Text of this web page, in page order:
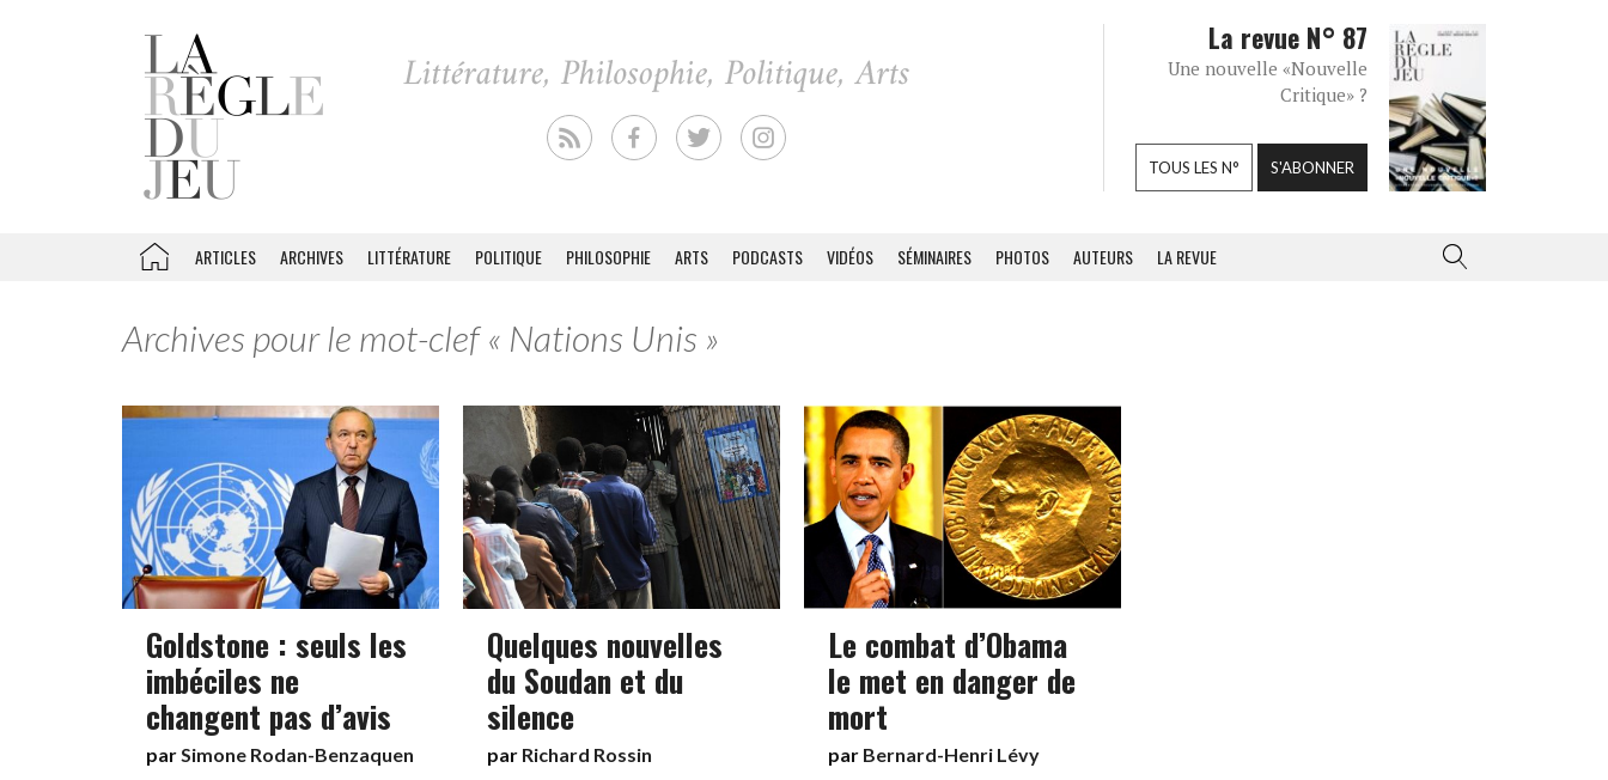
La revue N° 87
Une nouvelle «Nouvelle
Critique» ?
TOUS LES N° S'ABONNER
ARTICLES ARCHIVES LITTÉRATURE POLITIQUE PHILOSOPHIE ARTS PODCASTS VIDÉOS SÉMINAIRES PHOTOS AUTEURS LA REVUE
Archives pour le mot-clef « Nations Unis »
Goldstone : seuls les
imbéciles ne
changent pas d’avis
parSimone Rodan-Benzaquen
Quelques nouvelles
du Soudan et du
silence
par Richard Rossin
Le combat d’Obama
le met en danger de
mort
par Bernard-Henri Lévy